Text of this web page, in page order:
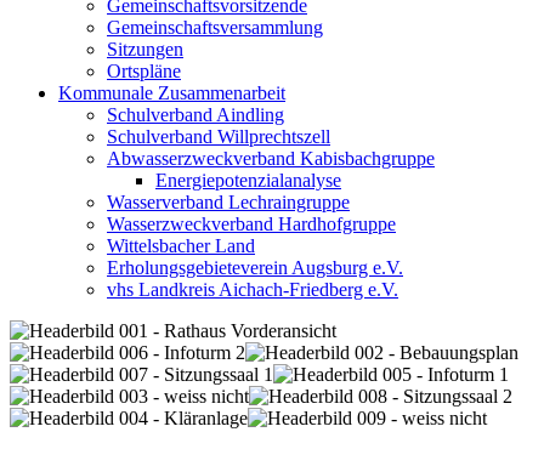
Gemeinschaftsvorsitzende
Gemeinschaftsversammlung
Sitzungen
Ortspläne
Kommunale Zusammenarbeit
Schulverband Aindling
Schulverband Willprechtszell
Abwasserzweckverband Kabisbachgruppe
Energiepotenzialanalyse
Wasserverband Lechraingruppe
Wasserzweckverband Hardhofgruppe
Wittelsbacher Land
Erholungsgebieteverein Augsburg e.V.
vhs Landkreis Aichach-Friedberg e.V.